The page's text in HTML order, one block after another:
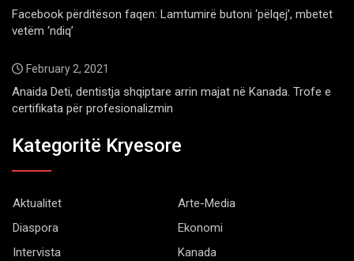
Facebook përditëson faqen: Lamtumirë butoni ‘pëlqej’, mbetet
vetëm ‘ndiq’
February 2, 2021
Anaida Deti, dentistja shqiptare arrin majat në Kanada. Trofe e
certifikata për profesionalizmin
Kategoritë Kryesore
Aktualitet
Arte-Media
Diaspora
Ekonomi
Intervista
Kanada